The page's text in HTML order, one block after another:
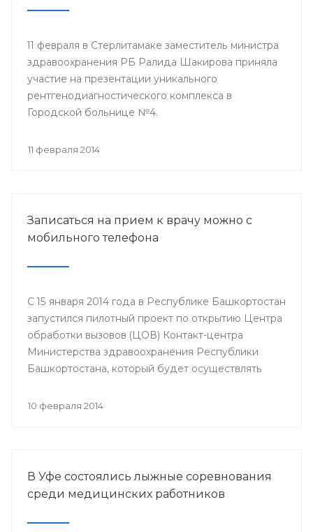
11 февраля в Стерлитамаке заместитель министра
здравоохранения РБ Ралида Шакирова приняла
участие на презентации уникального
рентгенодиагностического комплекса в
Городской больнице №4.
11 февраля 2014
Записаться на прием к врачу можно с
мобильного телефона
С 15 января 2014 года в Республике Башкортостан
запустился пилотный проект по открытию Центра
обработки вызовов (ЦОВ) Контакт-центра
Министерства здравоохранения Республики
Башкортостана, который будет осуществлять
телефона. ЦОВ располагается и функционирует
10 февраля 2014
В Уфе состоялись лыжные соревнования
среди медицинских работников